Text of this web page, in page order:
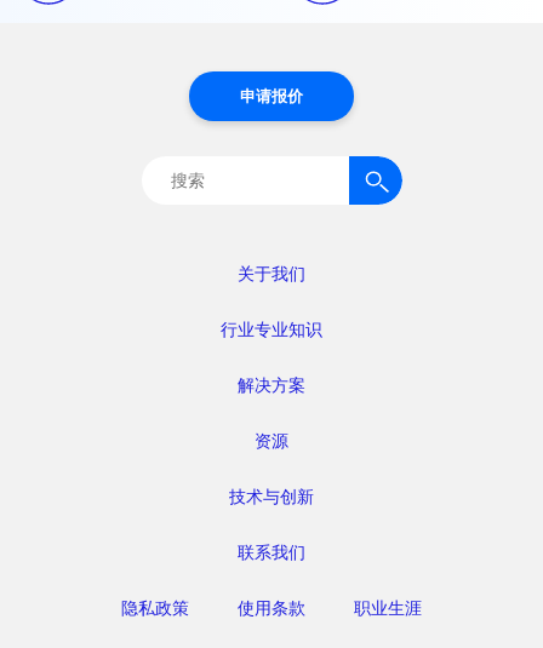
关于我们
行业专业知识
解决方案
资源
技术与创新
联系我们
隐私政策 使用条款 职业生涯
申请报价
搜